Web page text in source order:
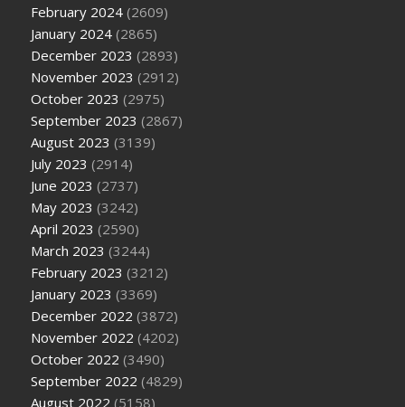
February 2024 (2609)
January 2024 (2865)
December 2023 (2893)
November 2023 (2912)
October 2023 (2975)
September 2023 (2867)
August 2023 (3139)
July 2023 (2914)
June 2023 (2737)
May 2023 (3242)
April 2023 (2590)
March 2023 (3244)
February 2023 (3212)
January 2023 (3369)
December 2022 (3872)
November 2022 (4202)
October 2022 (3490)
September 2022 (4829)
August 2022 (5158)